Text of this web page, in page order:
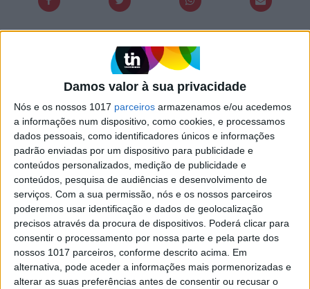
Damos valor à sua privacidade
Nós e os nossos 1017 parceiros armazenamos e/ou acedemos
a informações num dispositivo, como cookies, e processamos
dados pessoais, como identificadores únicos e informações
padrão enviadas por um dispositivo para publicidade e
conteúdos personalizados, medição de publicidade e
conteúdos, pesquisa de audiências e desenvolvimento de
serviços. Com a sua permissão, nós e os nossos parceiros
poderemos usar identificação e dados de geolocalização
precisos através da procura de dispositivos. Poderá clicar para
consentir o processamento por nossa parte e pela parte dos
nossos 1017 parceiros, conforme descrito acima. Em
alternativa, pode aceder a informações mais pormenorizadas e
alterar as suas preferências antes de consentir ou recusar o
PALAVRAS-CHAVE
Mariana Pacheco música
Paixão SIC Syro
RELACIONADOS